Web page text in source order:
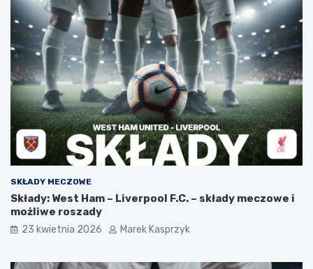
SKŁADY MECZOWE
Składy: West Ham – Liverpool F.C. – składy meczowe i
możliwe roszady
23 kwietnia 2026 Marek Kasprzyk